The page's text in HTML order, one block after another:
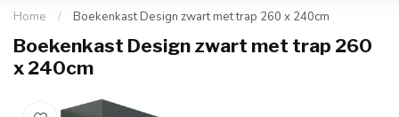
Home / Boekenkast Design zwart met trap 260 x 240cm
Boekenkast Design zwart met trap 260
x 240cm